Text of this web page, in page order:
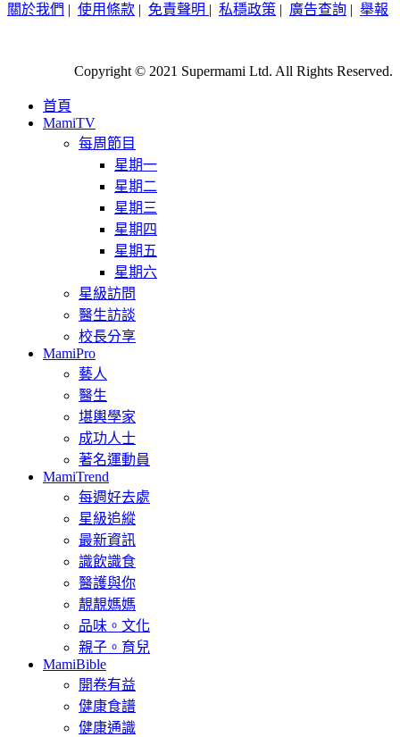
關於我們 | 使用條款 | 免責聲明 | 私穩政策 | 廣告查詢 | 舉報
Copyright © 2021 Supermami Ltd. All Rights Reserved.
首頁
MamiTV
每周節目
星期一
星期二
星期三
星期四
星期五
星期六
星級訪問
醫生訪談
校長分享
MamiPro
藝人
醫生
堪輿學家
成功人士
著名運動員
MamiTrend
每週好去處
星級追縱
最新資訊
識飲識食
醫護與你
靚靚媽媽
品味。文化
親子。育兒
MamiBible
開卷有益
健康食譜
健康通識